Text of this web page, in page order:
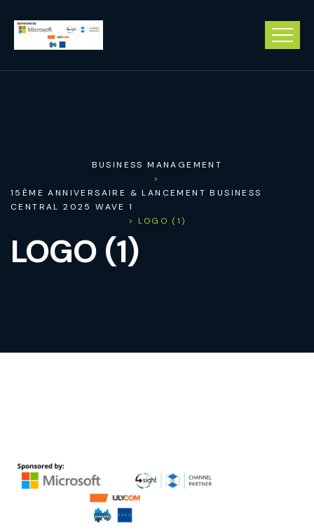
BUSINESS MANAGEMENT
>
15ÈME ANNIVERSAIRE & LANCEMENT BUSINESS
CENTRAL 2025 WAVE 1
> LOGO (1)
LOGO (1)